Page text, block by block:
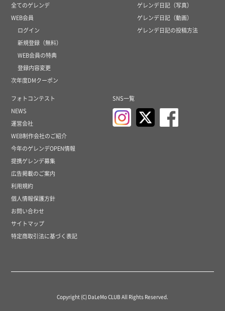
全てのゲレンデ
WEB会員
ログイン
新規登録（無料）
WEB会員の特典
登録内容変更
次年度DMクーポン
ゲレンデ日記（写真）
ゲレンデ日記（動画）
ゲレンデ日記の投稿方法
フォトコンテスト
NEWS
運営会社
WEB制作会社のご紹介
今年のゲレンデOPEN情報
提携ゲレンデ募集
広告掲載のご案内
利用規約
個人情報保護方針
お問い合わせ
サイトマップ
特定商取引法に基づく表記
SNS一覧
Copyright (C) DaLeMo CLUB All Rights Reserved.